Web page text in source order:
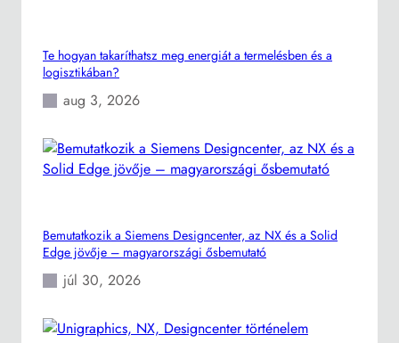
Te hogyan takaríthatsz meg energiát a termelésben és a
logisztikában?
aug 3, 2026
Bemutatkozik a Siemens Designcenter, az NX és a Solid
Edge jövője – magyarországi ősbemutató
júl 30, 2026